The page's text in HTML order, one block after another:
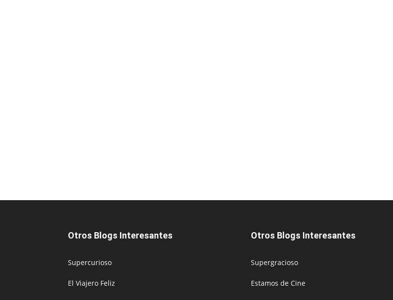
Otros Blogs Interesantes
Supercurioso
El Viajero Feliz
Otros Blogs Interesantes
Supergracioso
Estamos de Cine